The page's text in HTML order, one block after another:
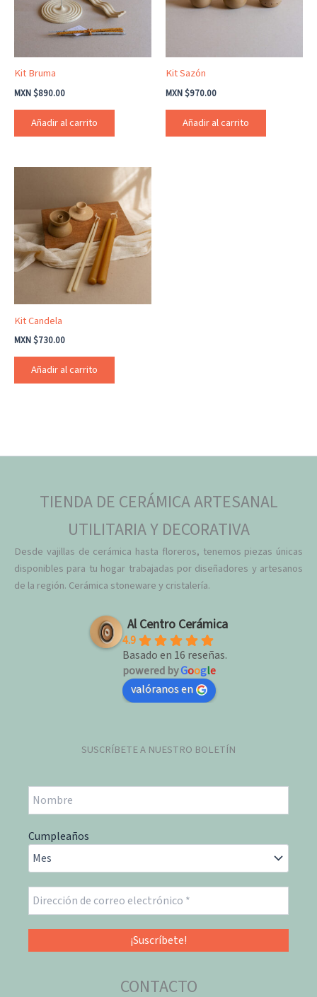
Kit Bruma
MXN $890.00
Añadir al carrito
Kit Sazón
MXN $970.00
Añadir al carrito
Kit Candela
MXN $730.00
Añadir al carrito
TIENDA DE CERÁMICA ARTESANAL
UTILITARIA Y DECORATIVA
Desde vajillas de cerámica hasta floreros, tenemos piezas únicas
disponibles para tu hogar trabajadas por diseñadores y artesanos
de la región. Cerámica stoneware y cristalería.
Al Centro Cerámica
4.9
Basado en 16 reseñas.
powered byGoogle
valóranos en
SUSCRÍBETE A NUESTRO BOLETÍN
Cumpleaños
CONTACTO